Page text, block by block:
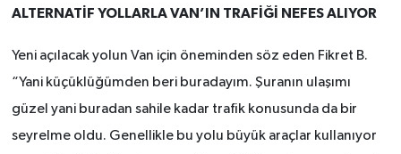
ALTERNATİF YOLLARLA VAN’IN TRAFİĞİ NEFES ALIYOR
Yeni açılacak yolun Van için öneminden söz eden Fikret B.
“Yani küçüklüğümden beri buradayım. Şuranın ulaşımı
güzel yani buradan sahile kadar trafik konusunda da bir
seyrelme oldu. Genellikle bu yolu büyük araçlar kullanıyor